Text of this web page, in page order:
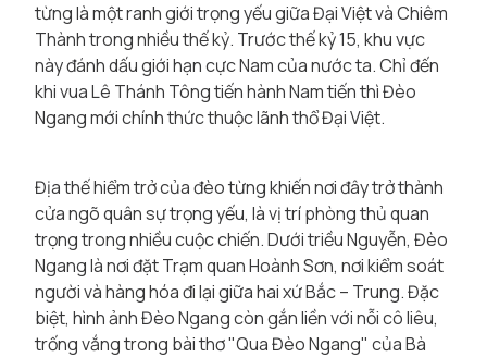
từng là một ranh giới trọng yếu giữa Đại Việt và Chiêm
Thành trong nhiều thế kỷ. Trước thế kỷ 15, khu vực
này đánh dấu giới hạn cực Nam của nước ta. Chỉ đến
khi vua Lê Thánh Tông tiến hành Nam tiến thì Đèo
Ngang mới chính thức thuộc lãnh thổ Đại Việt.
Địa thế hiểm trở của đèo từng khiến nơi đây trở thành
cửa ngõ quân sự trọng yếu, là vị trí phòng thủ quan
trọng trong nhiều cuộc chiến. Dưới triều Nguyễn, Đèo
Ngang là nơi đặt Trạm quan Hoành Sơn, nơi kiểm soát
người và hàng hóa đi lại giữa hai xứ Bắc – Trung. Đặc
biệt, hình ảnh Đèo Ngang còn gắn liền với nỗi cô liêu,
trống vắng trong bài thơ "Qua Đèo Ngang" của Bà